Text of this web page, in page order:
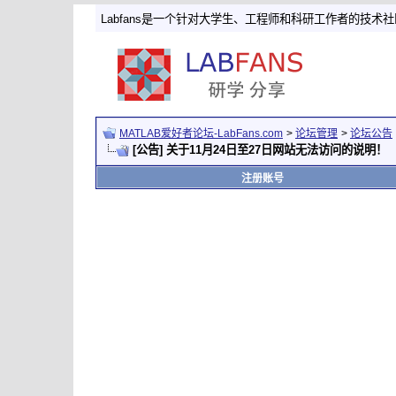
Labfans是一个针对大学生、工程师和科研工作者的技术社
MATLAB爱好者论坛-LabFans.com > 论坛管理 > 论坛公告
[公告] 关于11月24日至27日网站无法访问的说明！
注册账号